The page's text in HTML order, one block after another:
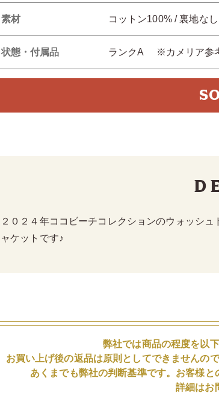
素材 コットン100% / 裏地なし
状態・付属品 ランクA ※カメリア参
２０２４年ココビーチコレクションのウォッシ
ャケットです♪
弊社では商品の程度を以
お買い上げ後の返品は原則としてできませんの
あくまでも弊社の判断基準です。お客様と
詳細はお